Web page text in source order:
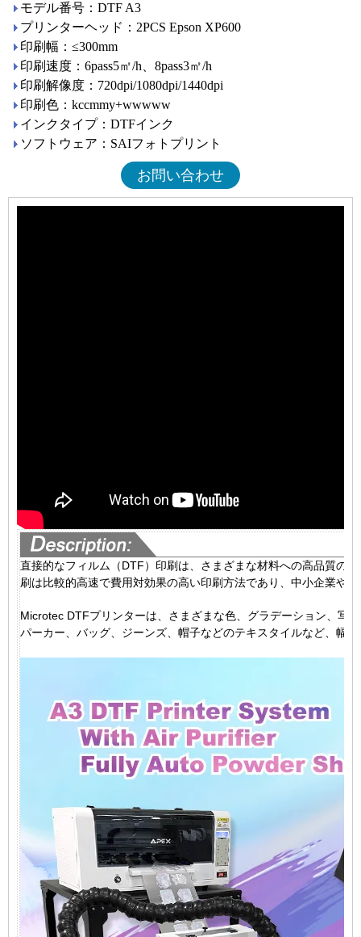
モデル番号：DTF A3
プリンターヘッド：2PCS Epson XP600
印刷幅：≤300mm
印刷速度：6pass5㎡/h、8pass3㎡/h
印刷解像度：720dpi/1080dpi/1440dpi
印刷色：kccmmy+wwwww
インクタイプ：DTFインク
ソフトウェア：SAIフォトプリント
お問い合わせ
直接的なフィルム（DTF）印刷は、さまざまな材料への高品質の
刷は比較的高速で費用対効果の高い印刷方法であり、中小企業や
Microtec DTFプリンターは、さまざまな色、グラデーション、写
パーカー、バッグ、ジーンズ、帽子などのテキスタイルなど、幅